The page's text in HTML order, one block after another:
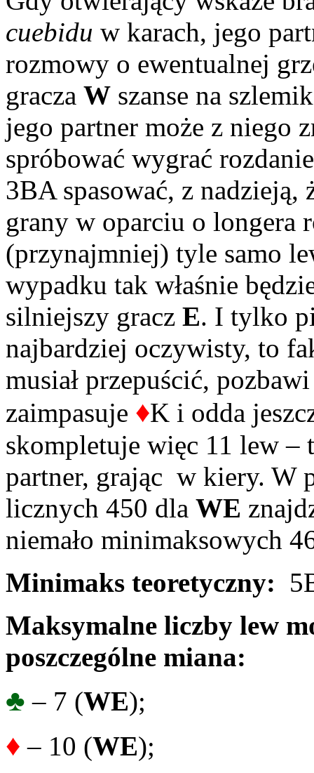
cuebidu w karach, jego
rozmowy o ewentualnej
gracza W szanse na
jego partner może z niego
spróbować wygrać
3BA spasować, z
grany w oparciu o longera
(przynajmniej) tyle samo
wypadku tak właśnie
silniejszy gracz E. I tylko
najbardziej oczywisty, to
musiał przepuścić,
zaimpasuje ♦K i odda
skompletuje więc 11 lew –
partner, grając w kiery. W
licznych 450 dla WE
niemało minimaksowych
Minimaks teoretyczny:
Maksymalne liczby lew
poszczególne miana:
♣ – 7 (WE);
♦ – 10 (WE);